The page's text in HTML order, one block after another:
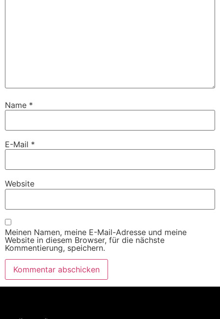
Name *
E-Mail *
Website
Meinen Namen, meine E-Mail-Adresse und meine
Website in diesem Browser, für die nächste
Kommentierung, speichern.